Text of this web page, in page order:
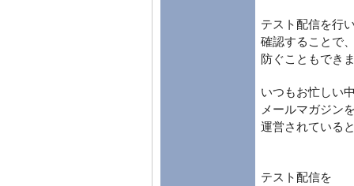
テスト配信を行い
確認することで、
防ぐこともできま
いつもお忙しい
メールマガジンを
運営されていると
テスト配信を